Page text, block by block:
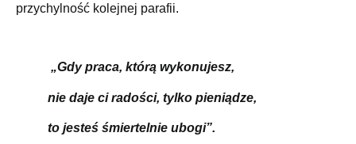
przychylność kolejnej parafii.
„Gdy praca, którą wykonujesz,
nie daje ci radości, tylko pieniądze,
to jesteś śmiertelnie ubogi”.